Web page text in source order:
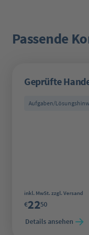
Produktgalerie
Passende
Geprüfte
Aufgaben/
Regulärer Preis:
inkl. MwSt. zzgl. Versand
€2250
Details ansehen